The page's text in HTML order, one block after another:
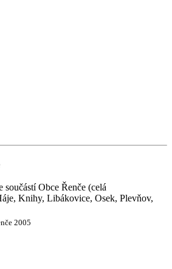
součástí Obce Řenče (celá
Knihy, Libákovice, Osek, Plevňov,